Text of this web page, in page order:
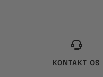
KONTAKT OS